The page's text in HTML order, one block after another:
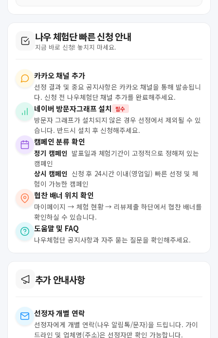
나우 체험단 빠른 신청 안내
지금 바로 신청! 놓치지 마세요.
카카오 채널 추가
선정 결과 및 중요 공지사항은 카카오 채널을 통해 발송됩니
다. 신청 전 나우체험단 채널 추가를 완료해주세요.
네이버 방문자그래프 설치 필수
방문자 그래프가 설치되지 않은 경우 선정에서 제외될 수 있
습니다. 반드시 설치 후 신청해주세요.
캠페인 분류 확인
정기 캠페인 발표일과 체험기간이 고정적으로 정해져 있는
캠페인
상시 캠페인 신청 후 24시간 이내(영업일) 빠른 선정 및 체
험이 가능한 캠페인
협찬 배너 위치 확인
마이페이지 → 체험 현황 → 리뷰제출 하단에서 협찬 배너를
확인하실 수 있습니다.
도움말 및 FAQ
나우체험단 공지사항과 자주 묻는 질문을 확인해주세요.
추가 안내사항
선정자 개별 연락
선정자에게 개별 연락(나우 알림톡/문자)을 드립니다. 가이
드라인 및 업체명(주소)은 선정자만 확인 가능합니다.